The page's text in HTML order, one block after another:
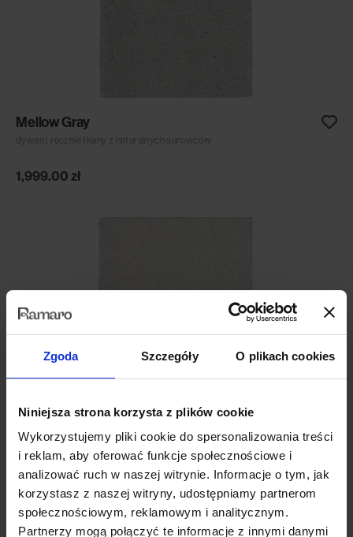
Zgoda Szczegóły O plikach cookies
Niniejsza strona korzysta z plików cookie
Wykorzystujemy pliki cookie do spersonalizowania treści
i reklam, aby oferować funkcje społecznościowe i
analizować ruch w naszej witrynie. Informacje o tym, jak
korzystasz z naszej witryny, udostępniamy partnerom
społecznościowym, reklamowym i analitycznym.
Partnerzy mogą połączyć te informacje z innymi danymi
Mellow Gray
dywan | ręcznie tkany z naturalnych surowców
1,999.00 zł
Mellow Ivory
dywan | ręcznie tkany z naturalnych surowców
1,999.00zł